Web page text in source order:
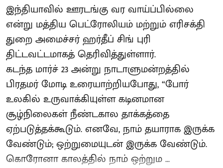
இந்தியாவில் ஊரடங்கு வர வாய்ப்பில்லை
என்று மத்திய பெட்ரோலியம் மற்றும் எரிசக்தி
துறை அமைச்சர் ஹர்தீப் சிங் புரி
திட்டவட்டமாகத் தெரிவித்துள்ளார்.
கடந்த மார்ச் 23 அன்று நாடாளுமன்றத்தில்
பிரதமர் மோடி உரையாற்றியபோது, “போர்
உலகில் உருவாக்கியுள்ள கடினமான
சூழ்நிலைகள் நீண்டகால தாக்கத்தை
ஏற்படுத்தக்கூடும். எனவே, நாம் தயாராக இருக்க
வேண்டும்; ஒற்றுமையுடன் இருக்க வேண்டும்.
கொரோனா காலத்தில் நாம் ஒற்றும ...